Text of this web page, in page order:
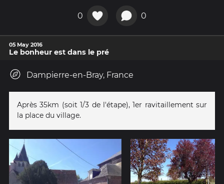
0 0
05 May 2016
Le bonheur est dans le pré
Dampierre-en-Bray, France
Après 35km (soit 1/3 de l'étape), 1er ravitaillement sur
la place du village.